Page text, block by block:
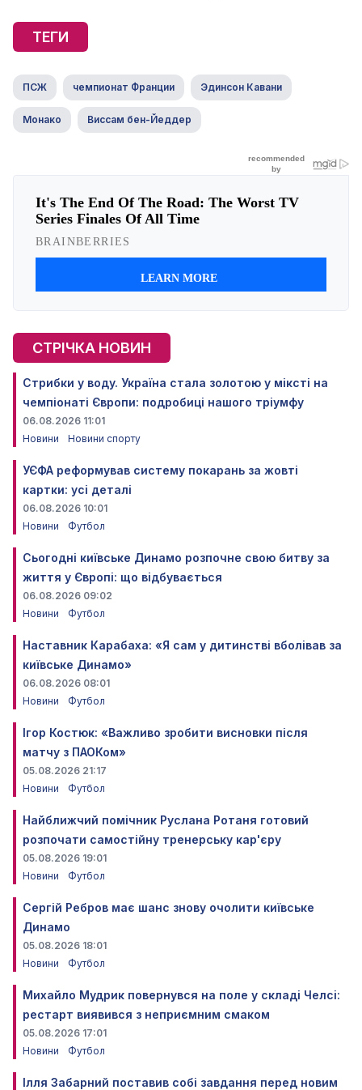
ТЕГИ
ПСЖ чемпионат Франции Эдинсон Кавани
Монако Виссам бен-Йеддер
СТРІЧКА НОВИН
Стрибки у воду. Україна стала золотою у міксті на
чемпіонаті Європи: подробиці нашого тріумфу
06.08.2026 11:01
Новини
Новини спорту
УЄФА реформував систему покарань за жовті
картки: усі деталі
06.08.2026 10:01
Новини
Футбол
Сьогодні київське Динамо розпочне свою битву за
життя у Європі: що відбувається
06.08.2026 09:02
Новини
Футбол
Наставник Карабаха: «Я сам у дитинстві вболівав за
київське Динамо»
06.08.2026 08:01
Новини
Футбол
Ігор Костюк: «Важливо зробити висновки після
матчу з ПАОКом»
05.08.2026 21:17
Новини
Футбол
Найближчий помічник Руслана Ротаня готовий
розпочати самостійну тренерську кар'єру
05.08.2026 19:01
Новини
Футбол
Сергій Ребров має шанс знову очолити київське
Динамо
05.08.2026 18:01
Новини
Футбол
Михайло Мудрик повернувся на поле у складі Челсі:
рестарт виявився з неприємним смаком
05.08.2026 17:01
Новини
Футбол
Ілля Забарний поставив собі завдання перед новим